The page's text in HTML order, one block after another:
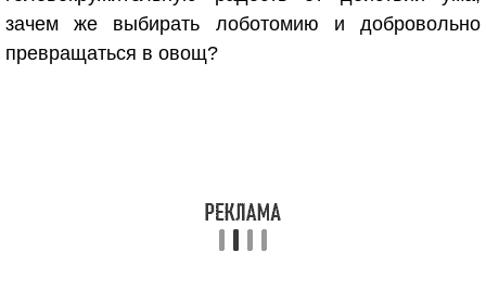
зачем же выбирать лоботомию и добровольно
превращаться в овощ?